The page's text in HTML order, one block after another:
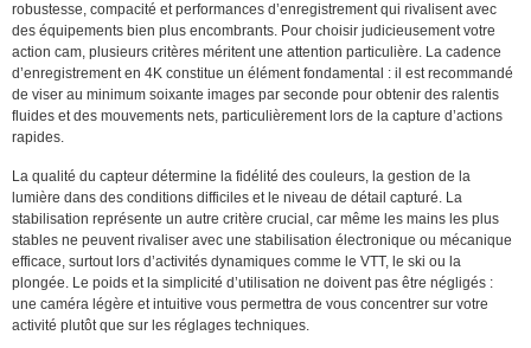
robustesse, compacité et performances d’enregistrement qui rivalisent avec
des équipements bien plus encombrants. Pour choisir judicieusement votre
action cam, plusieurs critères méritent une attention particulière. La cadence
d’enregistrement en 4K constitue un élément fondamental : il est recommandé
de viser au minimum soixante images par seconde pour obtenir des ralentis
fluides et des mouvements nets, particulièrement lors de la capture d’actions
rapides.
La qualité du capteur détermine la fidélité des couleurs, la gestion de la
lumière dans des conditions difficiles et le niveau de détail capturé. La
stabilisation représente un autre critère crucial, car même les mains les plus
stables ne peuvent rivaliser avec une stabilisation électronique ou mécanique
efficace, surtout lors d’activités dynamiques comme le VTT, le ski ou la
plongée. Le poids et la simplicité d’utilisation ne doivent pas être négligés :
une caméra légère et intuitive vous permettra de vous concentrer sur votre
activité plutôt que sur les réglages techniques.